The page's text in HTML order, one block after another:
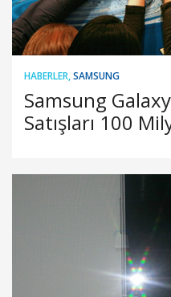
HABERLER,SAMSUNG
Samsung
Satışları 100